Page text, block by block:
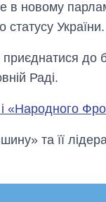
в новому
статусу України.
до
Раді.
«Народного
та її